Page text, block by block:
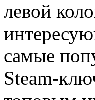
левой
самые
Steam-